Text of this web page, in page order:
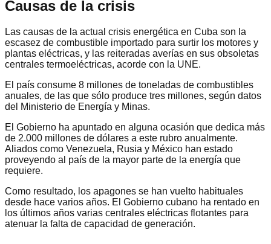
Causas de la crisis
Las causas de la actual crisis energética en Cuba son la
escasez de combustible importado para surtir los motores y
plantas eléctricas, y las reiteradas averías en sus obsoletas
centrales termoeléctricas, acorde con la UNE.
El país consume 8 millones de toneladas de combustibles
anuales, de las que sólo produce tres millones, según datos
del Ministerio de Energía y Minas.
El Gobierno ha apuntado en alguna ocasión que dedica más
de 2.000 millones de dólares a este rubro anualmente.
Aliados como Venezuela, Rusia y México han estado
proveyendo al país de la mayor parte de la energía que
requiere.
Como resultado, los apagones se han vuelto habituales
desde hace varios años. El Gobierno cubano ha rentado en
los últimos años varias centrales eléctricas flotantes para
atenuar la falta de capacidad de generación.